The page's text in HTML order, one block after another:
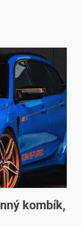
kombík,